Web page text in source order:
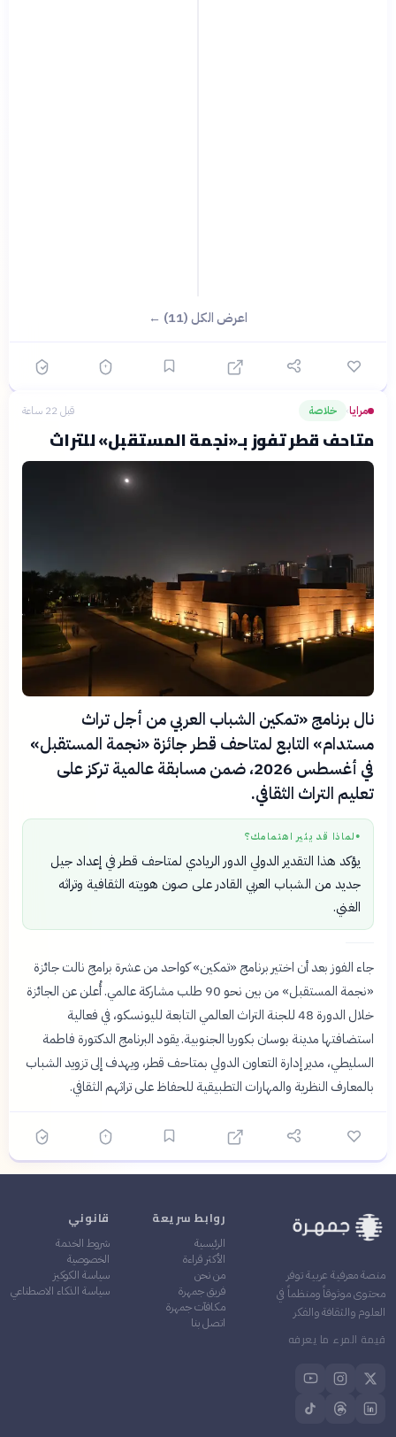
اعرض الكل (11) ←
مرايا› خلاصة قبل 22 ساعة
متاحف قطر تفوز بـ«نجمة المستقبل» للتراث
نال برنامج «تمكين الشباب العربي من أجل تراث
مستدام» التابع لمتاحف قطر جائزة «نجمة المستقبل»
في أغسطس 2026، ضمن مسابقة عالمية تركز على
تعليم التراث الثقافي.
● لماذا قد يثير اهتمامك؟
يؤكد هذا التقدير الدولي الدور الريادي لمتاحف قطر في إعداد جيل
جديد من الشباب العربي القادر على صون هويته الثقافية وتراثه
الغني.
جاء الفوز بعد أن اختير برنامج «تمكين» كواحد من عشرة برامج نالت جائزة
«نجمة المستقبل» من بين نحو 90 طلب مشاركة عالمي. أُعلن عن الجائزة
خلال الدورة 48 للجنة التراث العالمي التابعة لليونسكو، في فعالية
استضافتها مدينة بوسان بكوريا الجنوبية. يقود البرنامج الدكتورة فاطمة
السليطي، مدير إدارة التعاون الدولي بمتاحف قطر، ويهدف إلى تزويد الشباب
بالمعارف النظرية والمهارات التطبيقية للحفاظ على تراثهم الثقافي.
منصة معرفية عربية توفر
محتوى موثوقاً ومنظماً في
العلوم والثقافة والفكر
قيمة المرء ما يعرفه
روابط سريعة
الرئيسية
الأكثر قراءة
من نحن
فريق جمهرة
مكافآت جمهرة
اتصل بنا
قانوني
شروط الخدمة
الخصوصية
سياسة الكوكيز
سياسة الذكاء الاصطناعي